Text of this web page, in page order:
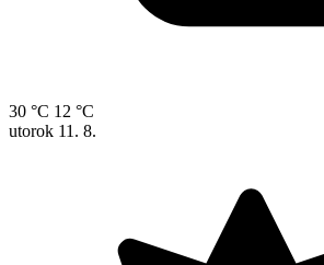
30 °C 12 °C
utorok 11. 8.